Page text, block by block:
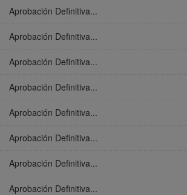
Aprobación Definitiva...
Aprobación Definitiva...
Aprobación Definitiva...
Aprobación Definitiva...
Aprobación Definitiva...
Aprobación Definitiva...
Aprobación Definitiva...
Aprobación Definitiva...